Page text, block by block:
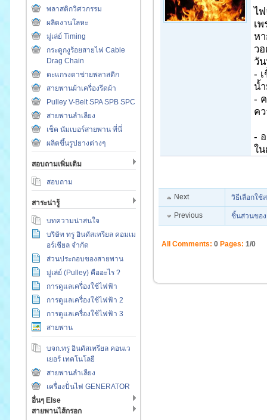
พลาสติกวิศวกรรม
ผลิตงานโลหะ
มู่เล่ย์ Timing
กระดูกงูร้อยสายไฟ Cable
Drag Chain
ตะแกรงตาข่ายพลาสติก
สายพานผ้าเครื่องรีดผ้า
Pulley V-Belt SPA SPB SPC
สายพานลำเลียง
เช็ค นัมเบอร์สายพาน ที่นี่
ผลิตขึ้นรูปยางต่างๆ
สอบถามเพิ่มเติม
สอบถาม
สาระน่ารู้
บทความน่าสนใจ
บริษัท ทรู อินดัสเทรียล คอมเม
อร์เชียล จำกัด
ส่วนประกอบของสายพาน
มู่เล่ย์ (Pulley) คืออะไร ?
การดูแลเครื่องใช้ไฟฟ้า
การดูแลเครื่องใช้ไฟฟ้า 2
การดูแลเครื่องใช้ไฟฟ้า 3
สายพาน
บจก.ทรู อินดัสเทรียล คอนเว
เยอร์ เทคโนโลยี
สายพานลำเลียง
เครื่องปั่นไฟ GENERATOR
อื่นๆ Else
สายพานไส้กรอก
ไ
เ
ห
ว
วั
-
น้
-
ค
-
ใน
Next วิธีเลือกใช้
Previous ชิ้นส่วนของ
All Comments: 0 Pages: 1/0